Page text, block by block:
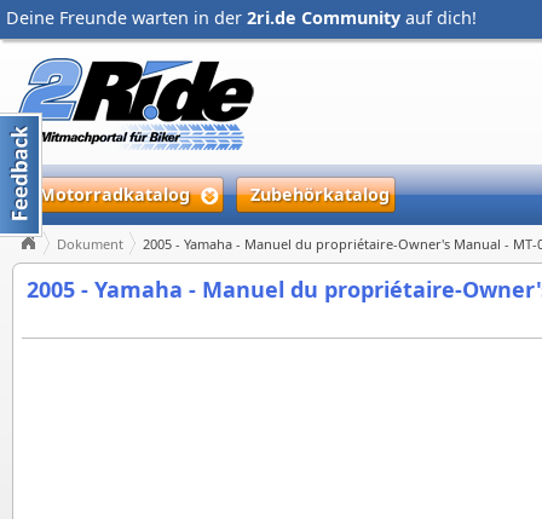
Deine Freunde warten in der 2ri.de Community auf dich!
Motorradkatalog Zubehörkatalog
Dokument 2005 - Yamaha - Manuel du propriétaire-Owner's Manual - MT-
2005 - Yamaha - Manuel du propriétaire-